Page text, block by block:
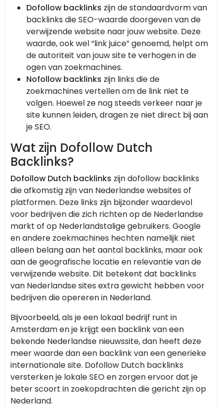
Dofollow backlinks zijn de standaardvorm van
backlinks die SEO-waarde doorgeven van de
verwijzende website naar jouw website. Deze
waarde, ook wel “link juice” genoemd, helpt om
de autoriteit van jouw site te verhogen in de
ogen van zoekmachines.
Nofollow backlinks zijn links die de
zoekmachines vertellen om de link niet te
volgen. Hoewel ze nog steeds verkeer naar je
site kunnen leiden, dragen ze niet direct bij aan
je SEO.
Wat zijn Dofollow Dutch
Backlinks?
Dofollow Dutch backlinks zijn dofollow backlinks
die afkomstig zijn van Nederlandse websites of
platformen. Deze links zijn bijzonder waardevol
voor bedrijven die zich richten op de Nederlandse
markt of op Nederlandstalige gebruikers. Google
en andere zoekmachines hechten namelijk niet
alleen belang aan het aantal backlinks, maar ook
aan de geografische locatie en relevantie van de
verwijzende website. Dit betekent dat backlinks
van Nederlandse sites extra gewicht hebben voor
bedrijven die opereren in Nederland.
Bijvoorbeeld, als je een lokaal bedrijf runt in
Amsterdam en je krijgt een backlink van een
bekende Nederlandse nieuwssite, dan heeft deze
meer waarde dan een backlink van een generieke
internationale site. Dofollow Dutch backlinks
versterken je lokale SEO en zorgen ervoor dat je
beter scoort in zoekopdrachten die gericht zijn op
Nederland.